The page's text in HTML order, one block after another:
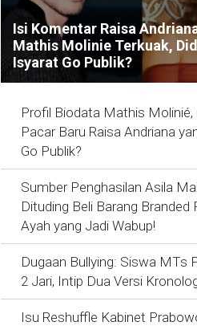
Isi Komentar Raisa
Mathis Molinie Terkuak,
Isyarat Go Publik?
Profil Biodata Mathis Molinié,
Pacar Baru Raisa Andriana
Go Publik?
Sumber Penghasilan Asila
Dituding Beli Barang Branded
Ayah yang Jadi Wabup!
Dugaan Bullying: Siswa MTs
2 Jari, Intip Dua Versi
Isu Reshuffle Kabinet